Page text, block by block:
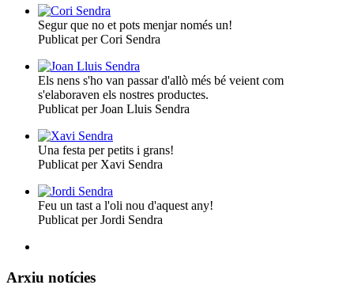
Segur que no et pots menjar només un!
Publicat per Cori Sendra
Els nens s'ho van passar d'allò més bé veient com
s'elaboraven els nostres productes.
Publicat per Joan Lluis Sendra
Una festa per petits i grans!
Publicat per Xavi Sendra
Feu un tast a l'oli nou d'aquest any!
Publicat per Jordi Sendra
Arxiu notícies